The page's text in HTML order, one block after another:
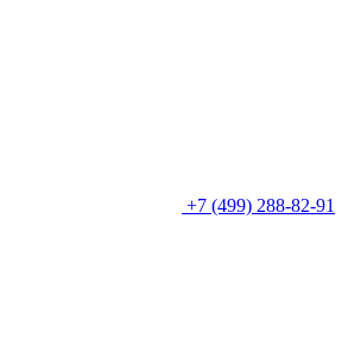
+7 (499) 288-82-91